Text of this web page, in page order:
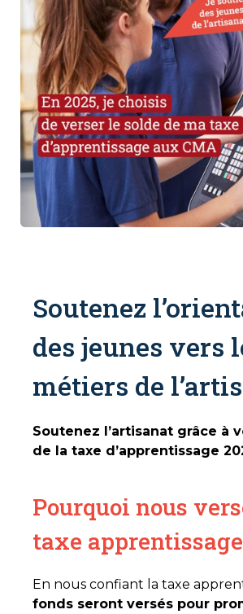
Soutenez
des jeunes vers
métiers de
Soutenez l’artisanat grâce à
de la taxe d’apprentissage
Pourquoi nous
taxe
En nous confiant la taxe
fonds seront versés pour